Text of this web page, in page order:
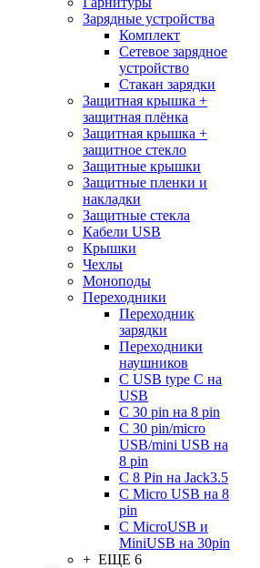
Зарядные устройства
Комплект
Сетевое зарядное
устройство
Стакан зарядки
Защитная крышка +
защитная плёнка
Защитная крышка +
защитное стекло
Защитные крышки
Защитные пленки и
накладки
Защитные стекла
Кабели USB
Крышки
Чехлы
Моноподы
Переходники
Переходник
зарядки
Переходники
наушников
С USB type C на
USB
С 30 pin на 8 pin
С 30 pin/micro
USB/mini USB на
8 pin
С 8 Pin на Jack3.5
С Micro USB на 8
pin
С MicroUSB и
MiniUSB на 30pin
+ ЕЩЕ 6